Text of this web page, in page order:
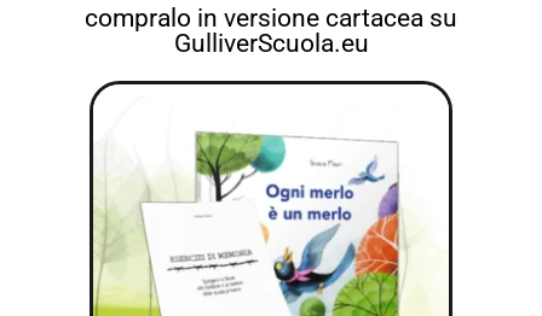
compralo in versione cartacea su
GulliverScuola.eu